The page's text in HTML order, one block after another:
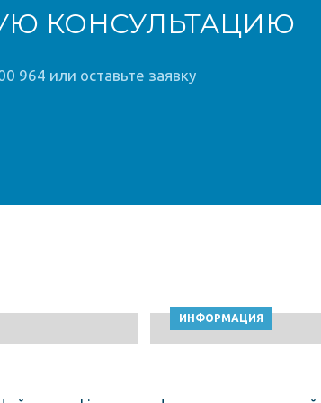
КОНСУЛЬТАЦИЮ
964 или оставьте заявку
ИНФОРМАЦИЯ